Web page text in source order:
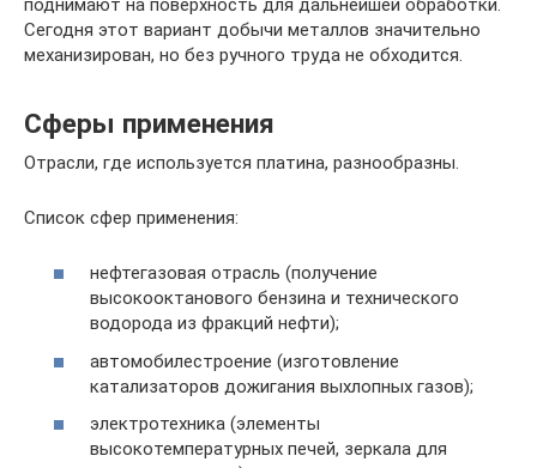
поднимают на поверхность для дальнейшей обработки.
Сегодня этот вариант добычи металлов значительно
механизирован, но без ручного труда не обходится.
Сферы применения
Отрасли, где используется платина, разнообразны.
Список сфер применения:
нефтегазовая отрасль (получение
высокооктанового бензина и технического
водорода из фракций нефти);
автомобилестроение (изготовление
катализаторов дожигания выхлопных газов);
электротехника (элементы
высокотемпературных печей, зеркала для